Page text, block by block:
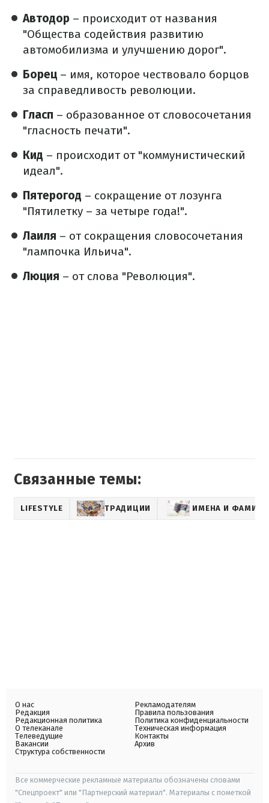
Автодор – происходит от названия
"Общества содействия развитию
автомобилизма и улучшению дорог".
Борец – имя, которое чествовало борцов
за справедливость революции.
Гласп – образованное от словосочетания
"гласность печати".
Кид – происходит от "коммунистический
идеал".
Пятерогод – сокращение от лозунга
"Пятилетку – за четыре года!".
Лаиля – от сокращения словосочетания
"лампочка Ильича".
Люция – от слова "Революция".
Связанные темы:
LIFESTYLE ТРАДИЦИИ ИМЕНА И
О нас
Редакция
Редакционная политика
О телеканале
Телеведущие
Вакансии
Структура собственности
Рекламодателям
Правила пользования
Политика конфиденциальности
Техническая информация
Контакты
Архив
Все коммерческие рекламные материалы обозначены словами
"Спецпроект" или "Партнерский материал". Материалы с пометкой